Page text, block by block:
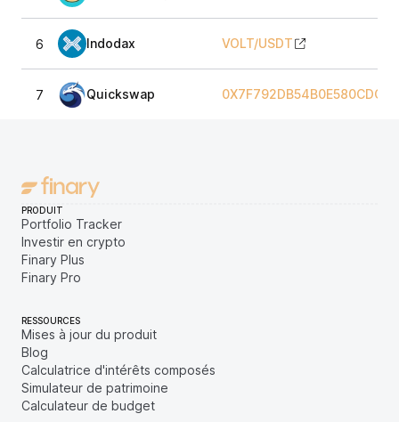
6 Indodax VOLT/USDT
7 Quickswap
PRODUIT
Portfolio Tracker
Investir en crypto
Finary Plus
Finary Pro
RESSOURCES
Mises à jour du produit
Blog
Calculatrice d'intérêts composés
Simulateur de patrimoine
Calculateur de budget